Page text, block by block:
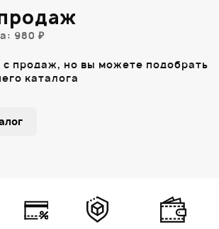
980 ₽
с продаж, но вы можете подобрать
каталога